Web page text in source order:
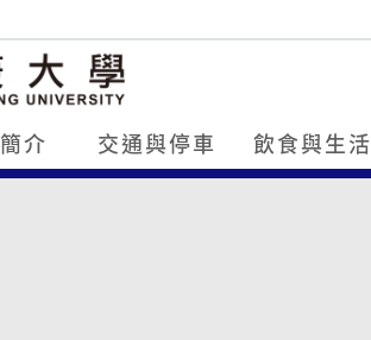
介 交通與停車 飲食與生活